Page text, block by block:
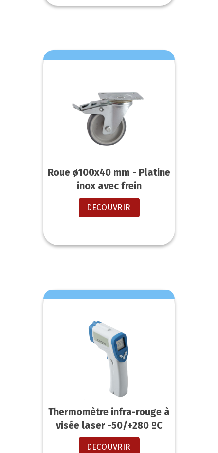
Roue ø100x40 mm - Platine
inox avec frein
DECOUVRIR
Thermomètre infra-rouge à
visée laser -50/+280 ºC
DECOUVRIR